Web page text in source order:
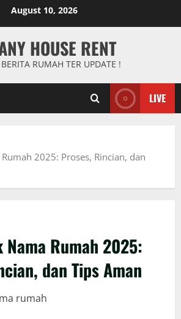
August 10, 2026
HOUSE RENT
RUMAH TER UPDATE !
LIVE
2025: Proses, Rincian, dan
Rumah 2025:
dan Tips Aman
rumah